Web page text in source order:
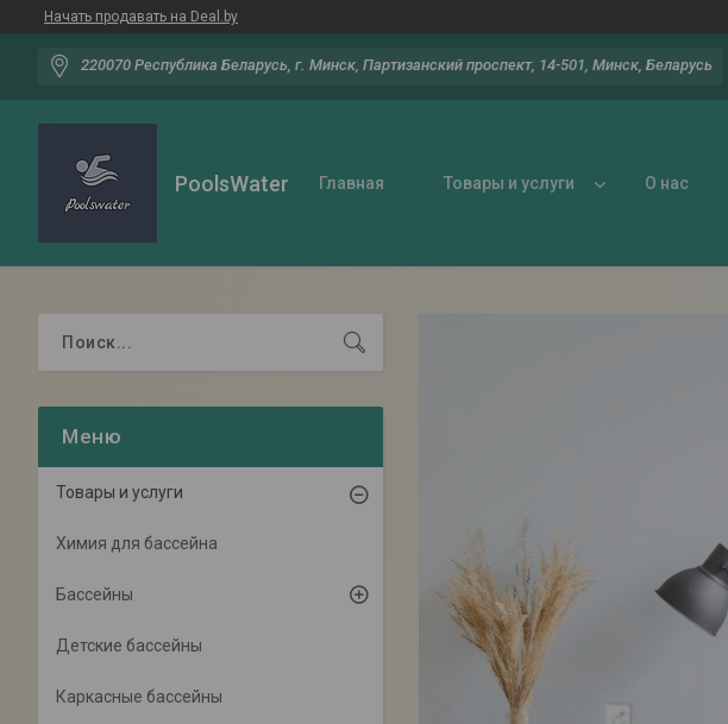
Начать продавать на Deal.by
220070 Республика Беларусь, г. Минск, Партизанский проспект, 14-501, Минск, Беларусь
PoolsWater Главная Товары и услуги О нас
Товары и услуги
Химия для бассейна
Бассейны
Детские бассейны
Каркасные бассейны